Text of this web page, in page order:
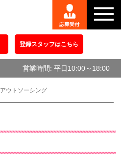
登録スタッフはこちら
営業時間: 平日10:00～18:00
アウトソーシング